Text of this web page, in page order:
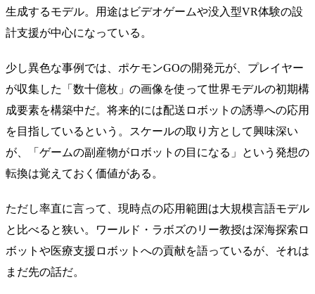
生成するモデル。用途はビデオゲームや没入型VR体験の設
計支援が中心になっている。
少し異色な事例では、ポケモンGOの開発元が、プレイヤー
が収集した「数十億枚」の画像を使って世界モデルの初期構
成要素を構築中だ。将来的には配送ロボットの誘導への応用
を目指しているという。スケールの取り方として興味深い
が、「ゲームの副産物がロボットの目になる」という発想の
転換は覚えておく価値がある。
ただし率直に言って、現時点の応用範囲は大規模言語モデル
と比べると狭い。ワールド・ラボズのリー教授は深海探索ロ
ボットや医療支援ロボットへの貢献を語っているが、それは
まだ先の話だ。